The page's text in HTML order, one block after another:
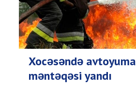
Xocəsəndə avtoyuma
məntəqəsi yandı